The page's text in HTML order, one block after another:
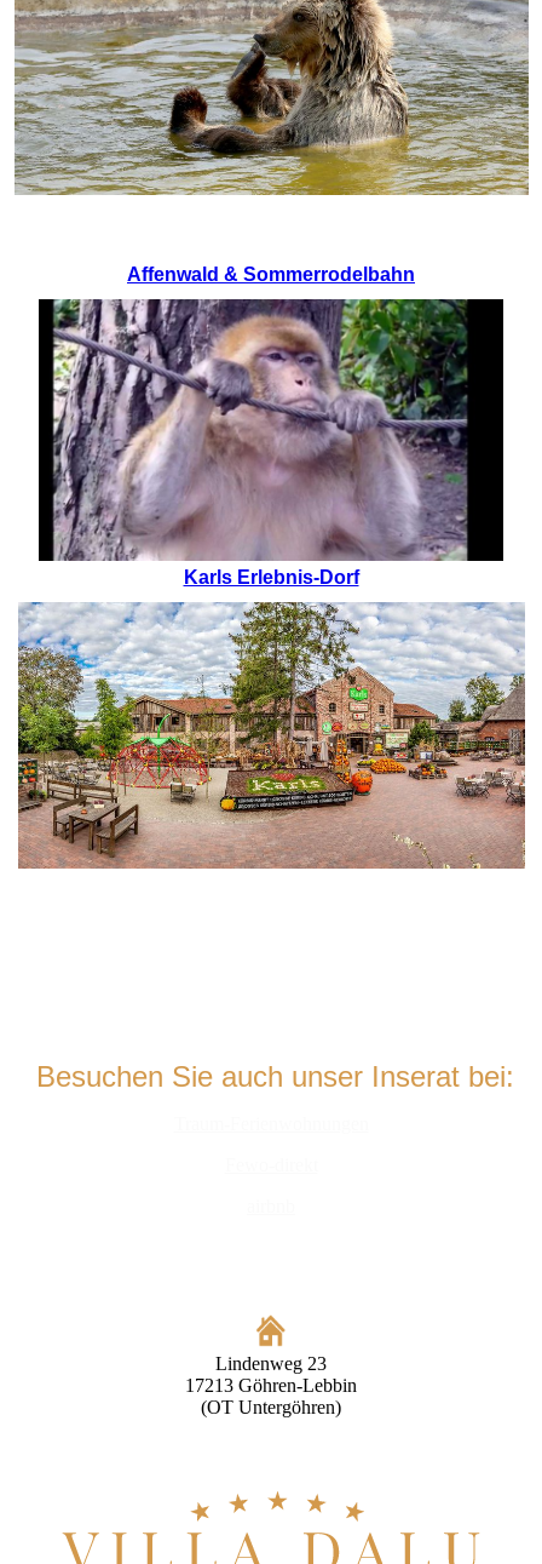
Affenwald & Sommerrodelbahn
Karls Erlebnis-Dorf
Besuchen Sie auch unser Inserat bei:
Lindenweg 23
17213 Göhren-Lebbin
(OT Untergöhren)